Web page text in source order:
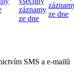
záznamy
ze dne
ze dne
SMS a e-mailů